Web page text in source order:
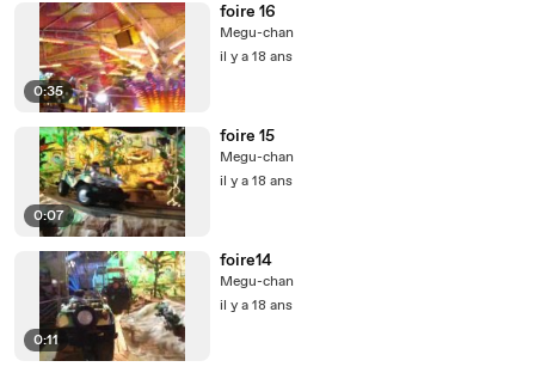
0:35
foire 16
Megu-chan
il y a 18 ans
0:07
foire 15
Megu-chan
il y a 18 ans
0:11
foire14
Megu-chan
il y a 18 ans